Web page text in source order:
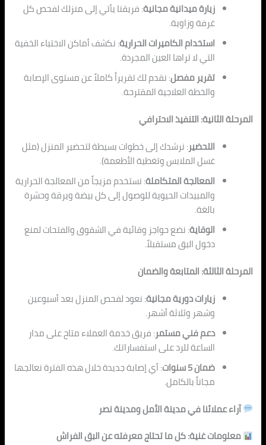
زيارة ميدانية مجانية: فريقنا يأتي إلى منزلك لفحص كل
غرفة وزاوية.
استخدام الكاميرات الحرارية: نكشف أماكن الاختباء الخفية
التي لا تراها العين المجردة.
تقرير مفصل: نقدم لك تقريراً كاملاً عن مستوى الإصابة
والخطةالعلاجية المقترحة.
المرحلة الثانية: التنفيذ الاحترافي
التحضير: نرشدك إلى خطوات بسيطة لتحضير المنزل (مثل
غسل الملابس وتغطية الأطعمة).
المعالجة المتكاملة: نستخدم مزيجاً من المعالجة الحرارية
والمبيدات الحيوية للوصول إلى كل بيضة ويرقة وحشرة
بالغة.
الوقاية: نضع حواجز وقائية فيالشقوق والفتحات لمنع
دخول البق مستقبلاً.
المرحلة الثالثة: المتابعة والضمان
زيارات دورية مجانية: نعود لفحص المنزل بعد أسبوعين
وشهر وثلاثة أشهر.
دعم فني مستمر: فريق خدمة العملاء متاح على مدار
الساعة للرد على استفساراتك.
ضمان 5 سنوات
: أي إصابة جديدة خلال هذه الفترة نعالجها
مجاناً بالكامل.
آراء عملائنا في مدينة الأمل ومدينة نصر
معلومات غنية: كل ما تحتاج معرفته عن البق الفراش